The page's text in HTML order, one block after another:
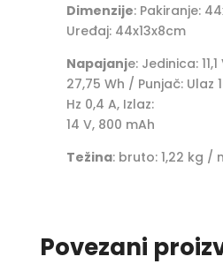
Dimenzije: Pakiranje:
Uređaj: 44x13x8cm
Napajanje: Jedinica:
27,75 Wh / Punjač: Ulaz
Hz 0,4 A, Izlaz:
14 V, 800 mAh
Težina: bruto: 1,22 kg /
Povezani